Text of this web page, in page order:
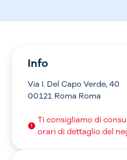
Info
Via I. Del Capo Verde, 40
00121 Roma Roma
Ti consigliamo di
orari di dettaglio del